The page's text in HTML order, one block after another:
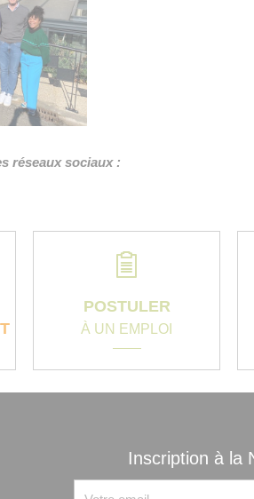
réseaux sociaux :
POSTULER
À UN EMPLOI
Inscription à la